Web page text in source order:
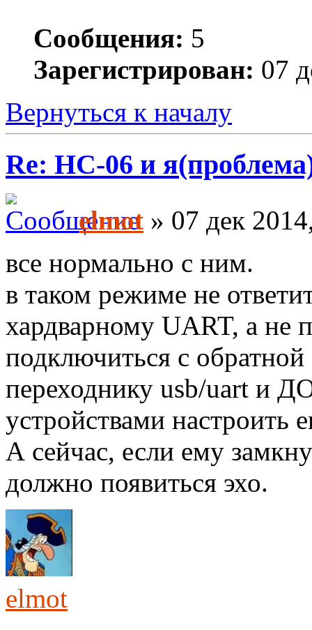
Сообщения: 5
Зарегистрирован: 07
Вернуться к началу
Re: HC-06 и
elmot » 07 дек
все нормально с ним.
в таком режиме не
хардварному UART, а не
подключиться с
переходнику usb/uart и
устройствами настроить
А сейчас, если ему
должно появиться эхо.
elmot